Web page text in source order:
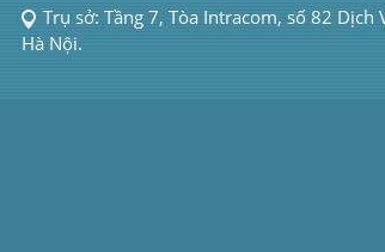
Trụ sở: Tầng 7, Tòa Intracom, số 82 Dịch
Hà Nội.